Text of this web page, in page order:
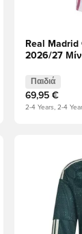
Real Madrid
2026/27
Παιδιά
69,95 €
2-4 Years, 2-4
εγγραφείτε ως
Ανοίγει